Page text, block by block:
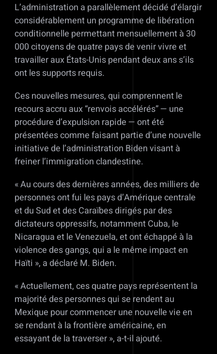
L’administration a parallèlement décidé d’élargir
considérablement un programme de libération
conditionnelle permettant mensuellement à 30
000 citoyens de quatre pays de venir vivre et
travailler aux États-Unis pendant deux ans s’ils
ont les supports requis.
Ces nouvelles mesures, qui comprennent le
recours accru aux “renvois accélérés” — une
procédure d’expulsion rapide — ont été
présentées comme faisant partie d’une nouvelle
initiative de l’administration Biden visant à
freiner l’immigration clandestine.
« Au cours des dernières années, des milliers de
personnes ont fui les pays d’Amérique centrale
et du Sud et des Caraïbes dirigés par des
dictateurs oppressifs, notamment Cuba, le
Nicaragua et le Venezuela, et ont échappé à la
violence des gangs, qui a le même impact en
Haïti », a déclaré M. Biden.
« Actuellement, ces quatre pays représentent la
majorité des personnes qui se rendent au
Mexique pour commencer une nouvelle vie en
se rendant à la frontière américaine, en
essayant de la traverser », a-t-il ajouté.